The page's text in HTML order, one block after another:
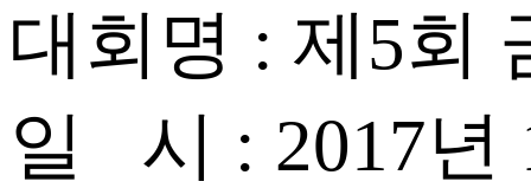
대회명 : 제5회
일 시 : 2017년